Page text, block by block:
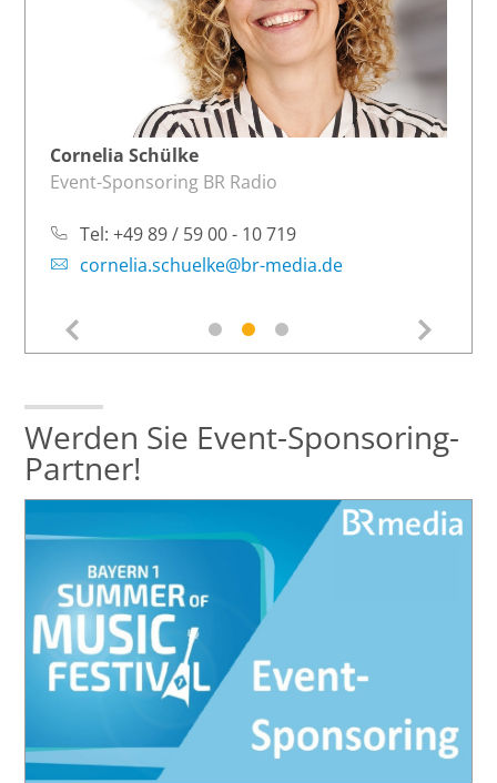
Cornelia Schülke
Event-Sponsoring BR Radio
Tel: +49 89 / 59 00 - 10 719
cornelia.schuelke@br-media.de
Werden Sie Event-Sponsoring-
Partner!